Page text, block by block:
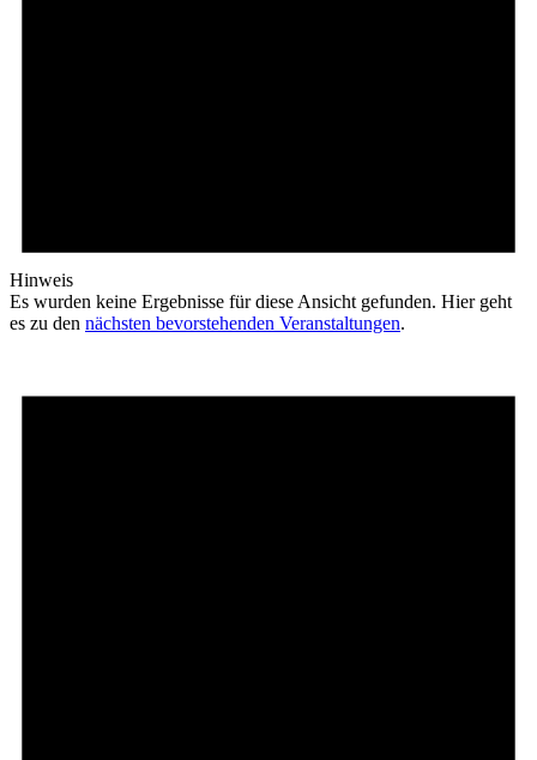
Hinweis
Es wurden keine Ergebnisse für diese Ansicht gefunden. Hier geht
es zu den nächsten bevorstehenden Veranstaltungen.